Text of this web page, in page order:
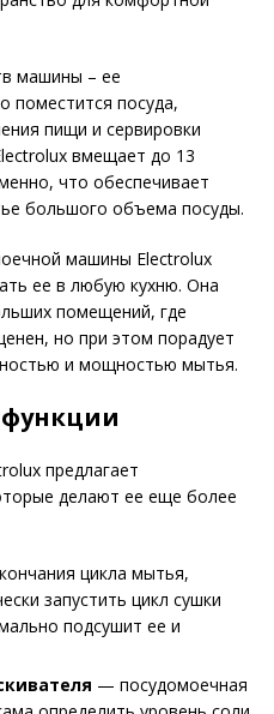
машины – ее
поместится посуда,
пищи и сервировки
вмещает до 13
что обеспечивает
большого объема посуды.
машины Electrolux
ее в любую кухню. Она
помещений, где
но при этом порадует
и мощностью мытья.
предлагает
делают ее еще более
цикла мытья,
запустить цикл сушки
подсушит ее и
— посудомоечная